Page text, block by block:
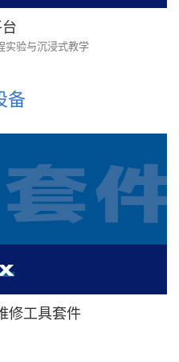
实验与沉浸式教学
备
修工具套件